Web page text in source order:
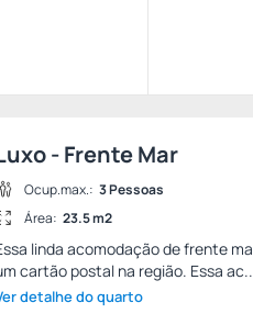
- Frente Mar
Ocup.max.: 3 Pessoas
Área: 23.5 m2
linda acomodação de frente
cartão postal na região. Essa
detalhe do quarto